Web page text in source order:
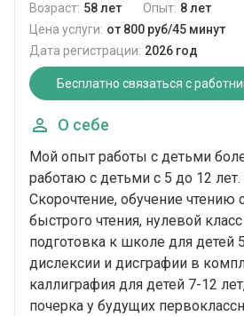
Возраст: 58 лет Опыт: 8 лет
Цена услуги: от 800 руб/45 минут
Дата регистрации: 2026 год
Бесплатно связаться с
О себе
Мой опыт работы с детьми
работаю с детьми с 5 до 12
Скорочтение, обучение чтению
быстрого чтения, нулевой
подготовка к школе для детей
дислексии и дисграфии в
каллиграфия для детей 7-12
почерка у будущих